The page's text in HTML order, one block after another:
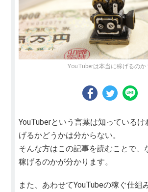
YouTuberは本当に稼げるのか
YouTuberという言葉は知っている
げるかどうかは分からない。
そんな方はこの記事を読むことで、
稼げるのかが分かります。
また、あわせてYouTubeの稼ぐ仕組